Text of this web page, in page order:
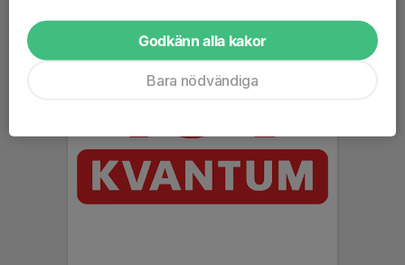
Godkänn alla kakor
Bara nödvändiga